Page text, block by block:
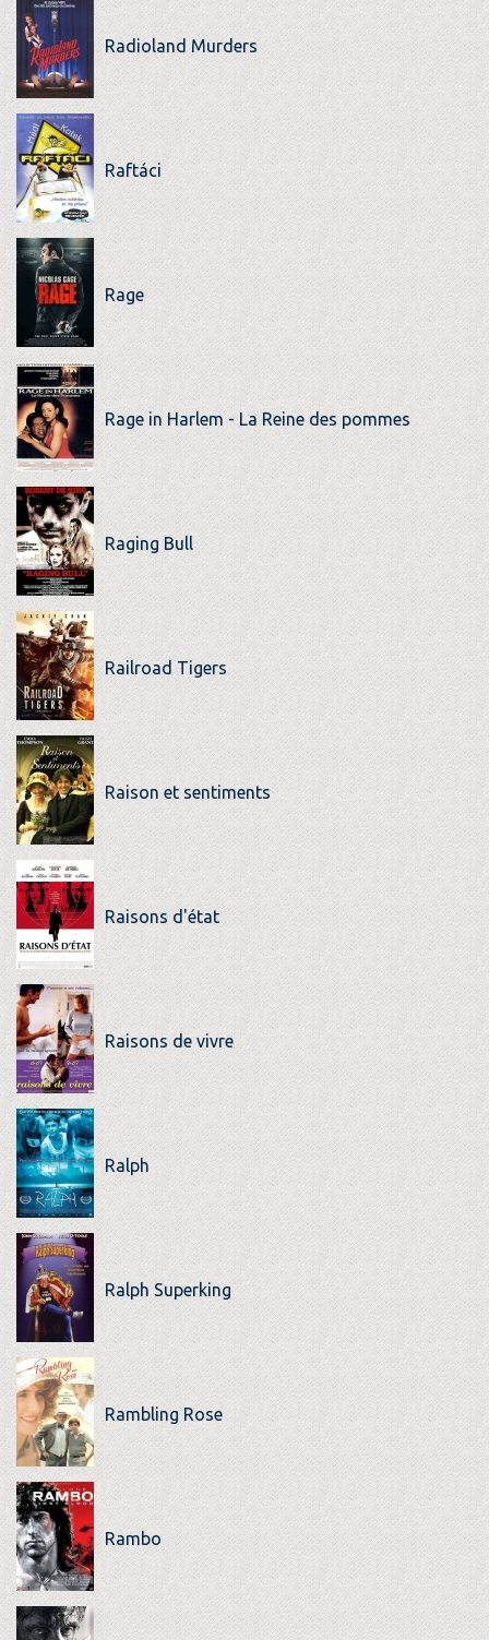
Radioland Murders
Raftáci
Rage
Rage in Harlem - La Reine des pommes
Raging Bull
Railroad Tigers
Raison et sentiments
Raisons d'état
Raisons de vivre
Ralph
Ralph Superking
Rambling Rose
Rambo